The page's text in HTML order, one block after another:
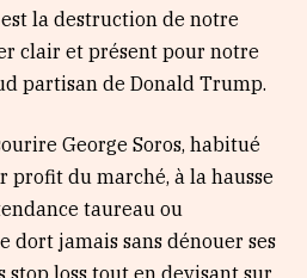
la destruction de notre
clair et présent pour notre
partisan de Donald Trump.
George Soros, habitué
profit du marché, à la hausse
taureau ou
dort jamais sans dénouer ses